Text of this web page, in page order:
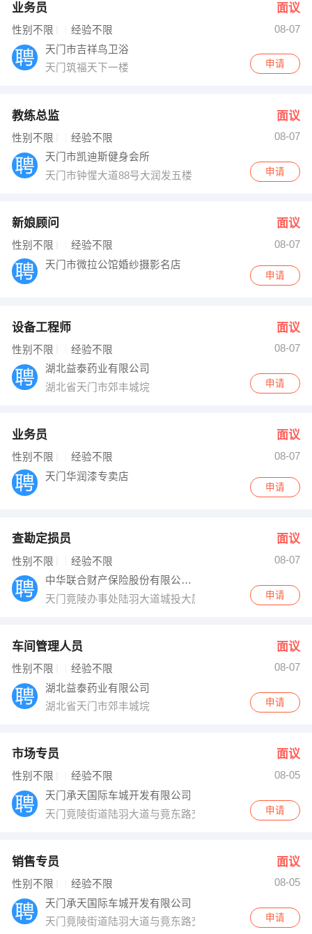
业务员 面议
性别不限 经验不限
08-07
天门市吉祥鸟卫浴
天门筑福天下一楼
申请
教练总监 面议
性别不限 经验不限
08-07
天门市凯迪斯健身会所
天门市钟惺大道88号大润发五楼
申请
新娘顾问 面议
性别不限 经验不限
08-07
天门市微拉公馆婚纱摄影名店
申请
设备工程师 面议
性别不限 经验不限
08-07
湖北益泰药业有限公司
湖北省天门市郊丰城垸
申请
业务员 面议
性别不限 经验不限
08-07
天门华润漆专卖店
申请
查勘定损员 面议
性别不限 经验不限
08-07
中华联合财产保险股份有限公司天门支公司
天门竟陵办事处陆羽大道城投大厦一楼
申请
车间管理人员 面议
性别不限 经验不限
08-07
湖北益泰药业有限公司
湖北省天门市郊丰城垸
申请
市场专员 面议
性别不限 经验不限
08-05
天门承天国际车城开发有限公司
天门竟陵街道陆羽大道与竟东路交汇处以北
申请
销售专员 面议
性别不限 经验不限
08-05
天门承天国际车城开发有限公司
天门竟陵街道陆羽大道与竟东路交汇处以北
申请